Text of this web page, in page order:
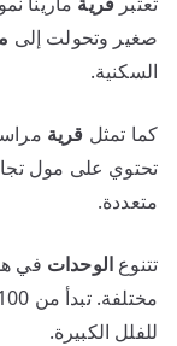
صغير وتحولت إلى
السكنية.
كما تمثل قرية
تحتوي على مول
متعددة.
تتنوع الوحدات في
للفلل الكبيرة.